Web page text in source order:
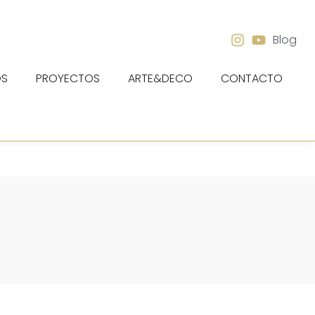
Blog
PROYECTOS ARTE&DECO CONTACTO